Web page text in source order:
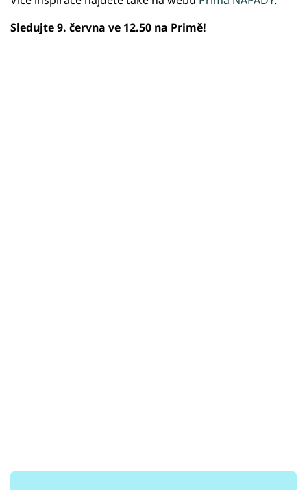
Sledujte 9. června ve 12.50 na Primě!